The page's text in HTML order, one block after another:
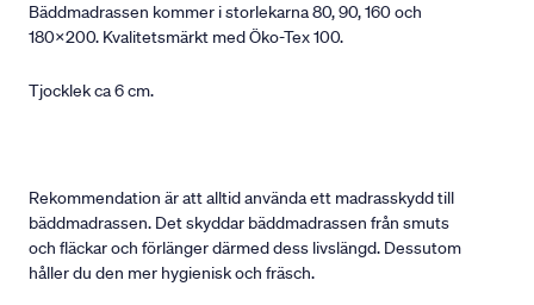
Bäddmadrassen kommer i storlekarna 80, 90, 160 och
180x200. Kvalitetsmärkt med Öko-Tex 100.
Tjocklek ca 6 cm.
Rekommendation är att alltid använda ett madrasskydd till
bäddmadrassen. Det skyddar bäddmadrassen från smuts
och fläckar och förlänger därmed dess livslängd. Dessutom
håller du den mer hygienisk och fräsch.